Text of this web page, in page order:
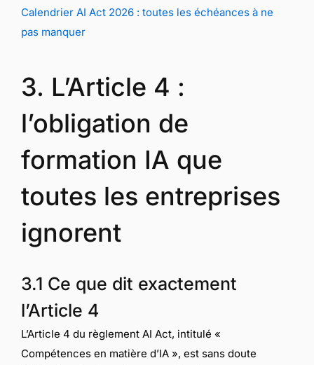
Calendrier AI Act 2026 : toutes les échéances à ne
pas manquer
3. L’Article 4 :
l’obligation de
formation IA que
toutes les entreprises
ignorent
3.1 Ce que dit exactement
l’Article 4
L’Article 4 du règlement AI Act, intitulé «
Compétences en matière d’IA », est sans doute